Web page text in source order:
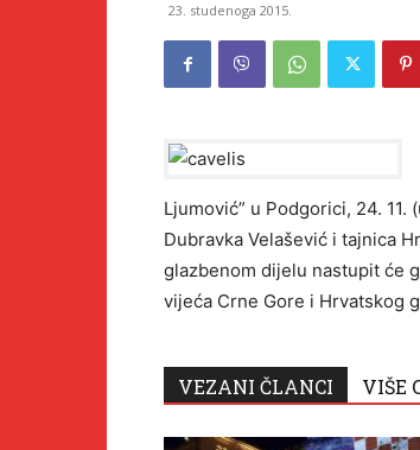
23. studenoga 2015.
Ljumović” u Podgorici, 24.
Dubravka Velašević i tajnica
glazbenom dijelu nastupit će
vijeća Crne Gore i Hrvatskog
VEZANI ČLANCI VIŠE